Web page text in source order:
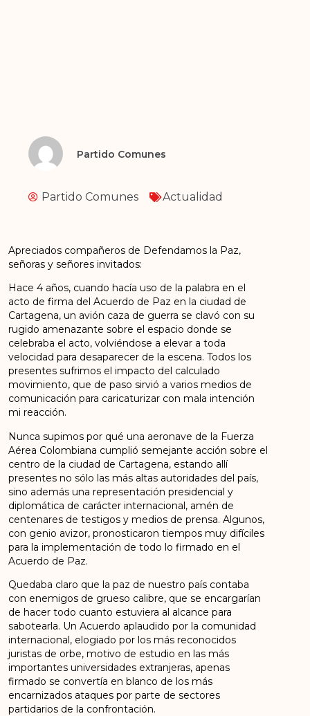
Partido Comunes
Partido Comunes Actualidad
Apreciados compañeros de Defendamos la Paz,
señoras y señores invitados:
Hace 4 años, cuando hacía uso de la palabra en el
acto de firma del Acuerdo de Paz en la ciudad de
Cartagena, un avión caza de guerra se clavó con su
rugido amenazante sobre el espacio donde se
celebraba el acto, volviéndose a elevar a toda
velocidad para desaparecer de la escena. Todos los
presentes sufrimos el impacto del calculado
movimiento, que de paso sirvió a varios medios de
comunicación para caricaturizar con mala intención
mi reacción.
Nunca supimos por qué una aeronave de la Fuerza
Aérea Colombiana cumplió semejante acción sobre el
centro de la ciudad de Cartagena, estando allí
presentes no sólo las más altas autoridades del país,
sino además una representación presidencial y
diplomática de carácter internacional, amén de
centenares de testigos y medios de prensa. Algunos,
con genio avizor, pronosticaron tiempos muy difíciles
para la implementación de todo lo firmado en el
Acuerdo de Paz.
Quedaba claro que la paz de nuestro país contaba
con enemigos de grueso calibre, que se encargarían
de hacer todo cuanto estuviera al alcance para
sabotearla. Un Acuerdo aplaudido por la comunidad
internacional, elogiado por los más reconocidos
juristas de orbe, motivo de estudio en las más
importantes universidades extranjeras, apenas
firmado se convertía en blanco de los más
encarnizados ataques por parte de sectores
partidarios de la confrontación.